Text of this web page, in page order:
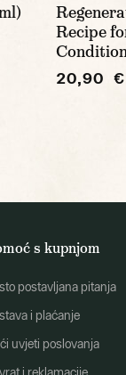
Recipe
20,90 €
s kupnjom
postavljana pitanja
i plaćanje
uvjeti poslovanja